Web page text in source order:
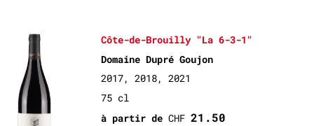
Côte-de-Brouilly "La 6-3-1"
Domaine Dupré Goujon
2017, 2018, 2021
75 cl
à partir de CHF21.50